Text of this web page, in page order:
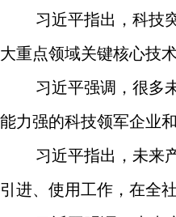
习近平指出，科技
大重点领域关键核心技
习近平强调，很多
能力强的科技领军企业
习近平指出，未来
引进、使用工作，在全